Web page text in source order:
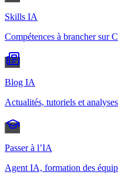
Skills IA
Compétences à brancher sur
Blog IA
Actualités, tutoriels et
Passer à l’IA
Agent IA, formation des